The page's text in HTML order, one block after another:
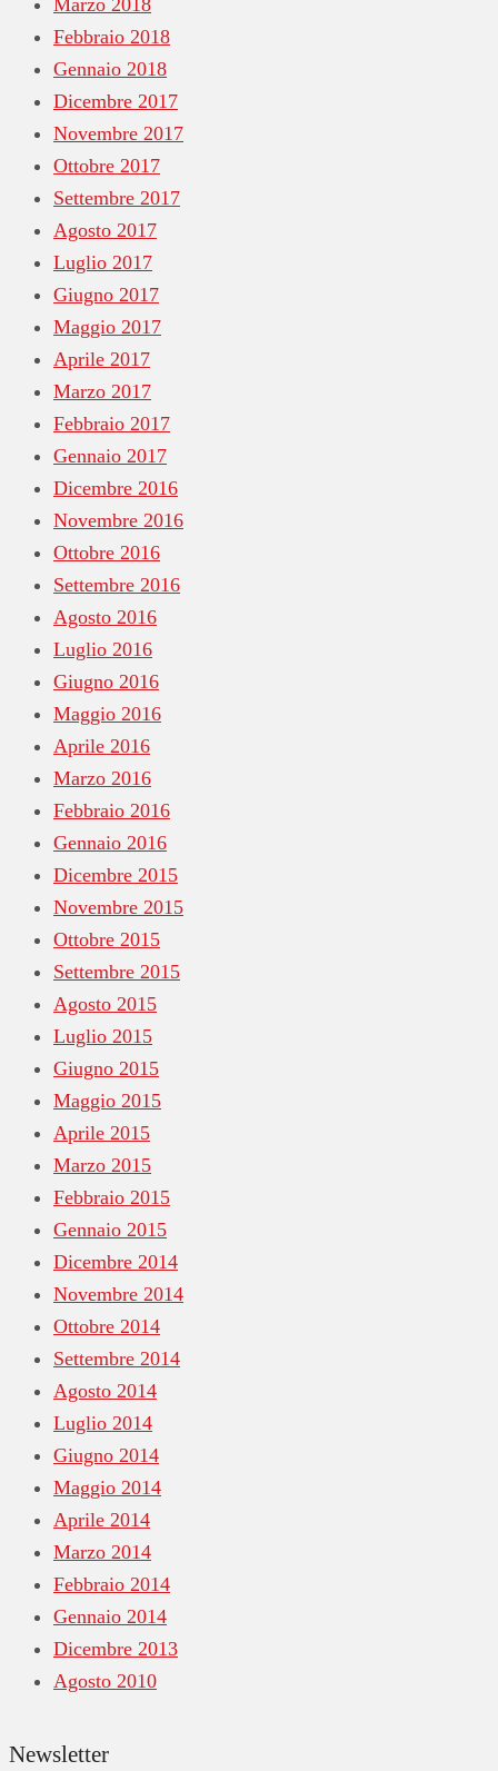
Febbraio 2018
Gennaio 2018
Dicembre 2017
Novembre 2017
Ottobre 2017
Settembre 2017
Agosto 2017
Luglio 2017
Giugno 2017
Maggio 2017
Aprile 2017
Marzo 2017
Febbraio 2017
Gennaio 2017
Dicembre 2016
Novembre 2016
Ottobre 2016
Settembre 2016
Agosto 2016
Luglio 2016
Giugno 2016
Maggio 2016
Aprile 2016
Marzo 2016
Febbraio 2016
Gennaio 2016
Dicembre 2015
Novembre 2015
Ottobre 2015
Settembre 2015
Agosto 2015
Luglio 2015
Giugno 2015
Maggio 2015
Aprile 2015
Marzo 2015
Febbraio 2015
Gennaio 2015
Dicembre 2014
Novembre 2014
Ottobre 2014
Settembre 2014
Agosto 2014
Luglio 2014
Giugno 2014
Maggio 2014
Aprile 2014
Marzo 2014
Febbraio 2014
Gennaio 2014
Dicembre 2013
Agosto 2010
Newsletter